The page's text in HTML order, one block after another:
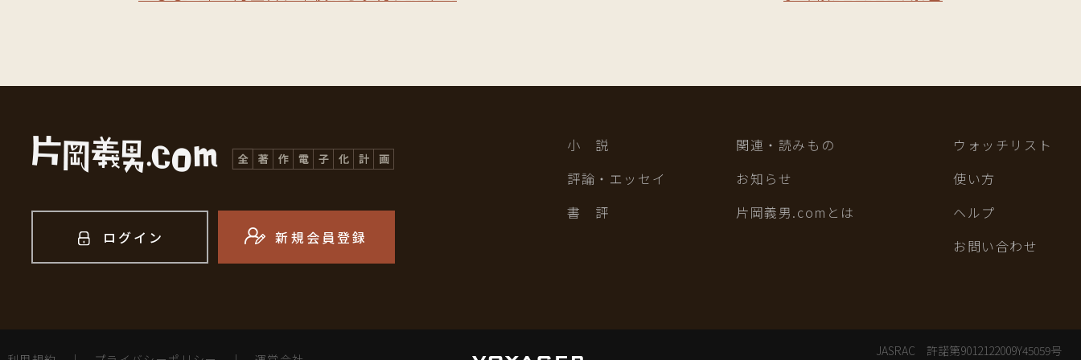
ログイン 新規会員登録
小 説
評論・エッセイ
書 評
関連・読みもの
お知らせ
片岡義男.comとは
ウォッチリスト
使い方
ヘルプ
お問い合わせ
JASRAC 許諾第9012122009Y45059号